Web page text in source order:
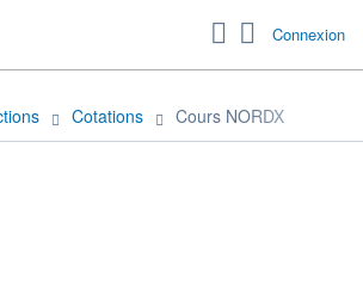
Connexion
Cotations Cours NORDX